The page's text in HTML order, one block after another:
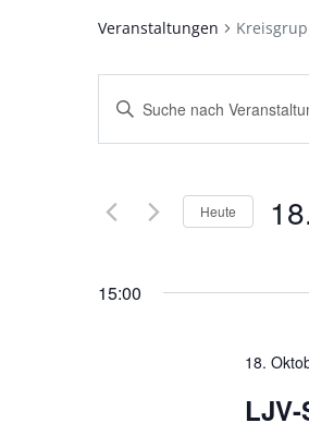
Veranstaltungen
Suche
und
Ansichten,
Navigation
Bitte
Suche
Schlüsselwort.
Heute
15:00
18.